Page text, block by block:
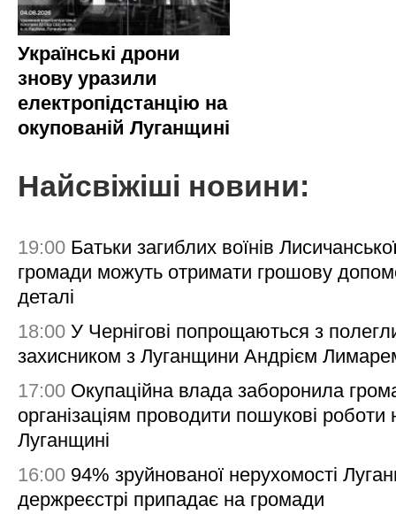
Українські дрони
знову уразили
електропідстанцію на
окупованій Луганщині
Найсвіжіші новини:
19:00 Батьки загиблих воїнів
громади можуть отримати грошову
деталі
18:00 У Чернігові попрощаються з
захисником з Луганщини Андрієм
17:00 Окупаційна влада заборонила
організаціям проводити пошукові роботи
Луганщині
16:00 94% зруйнованої нерухомості
держреєстрі припадає на громади